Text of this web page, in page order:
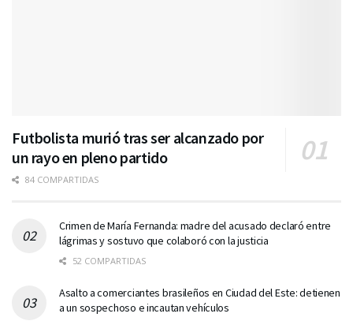
Futbolista murió tras ser alcanzado por
un rayo en pleno partido
84 COMPARTIDAS
Crimen de María Fernanda: madre del acusado declaró entre
lágrimas y sostuvo que colaboró con la justicia
52 COMPARTIDAS
Asalto a comerciantes brasileños en Ciudad del Este: detienen
a un sospechoso e incautan vehículos